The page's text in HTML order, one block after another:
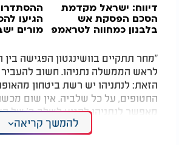
דיווח: ישראל מקדמת
הסכם הפסקת אש
בלבנון כמחווה לטראמפ
הגיעו
מורים
"מחר תתקיים בוושינגטון הפגישה
לראש הממשלה נתניהו. חשוב להעביר
הזאת: לנתניהו יש רשת ביטחון
החטופים, על כל שלביה. אין שום
מאפשר לנתניהו להגיע לשלב ב' של
רוב עצום בעם, יש לזה רוב עצום כאן
הפוליטית בישראל", התחייב לפיד.
להמשך קריאה